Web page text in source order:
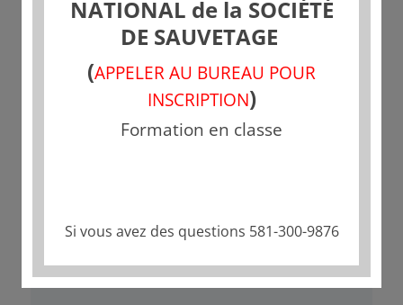
Statut actuel
NON-INSCRIT
Tarif
Commencer
Ce groupe est actuellement fermé
NATIONAL de la SOCIÉTÉ
DE SAUVETAGE
(APPELER AU BUREAU POUR
INSCRIPTION)
Formation en classe
Si vous avez des questions 581-300-9876